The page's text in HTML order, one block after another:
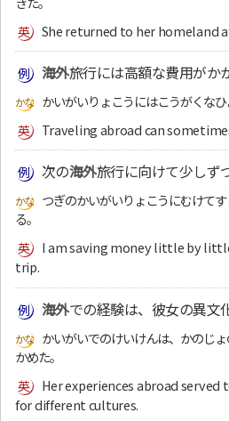
She returned to her homeland
海外旅行には高額な費用がか
かいがいりょこうにはこうがくなひ
Traveling abroad can
次の海外旅行に向けて少しず
つぎのかいがいりょこうにむけて
る。
I am saving money little by
trip.
海外での経験は、彼女の異文
かいがいでのけいけんは、かのじ
かめた。
Her experiences abroad
for different cultures.